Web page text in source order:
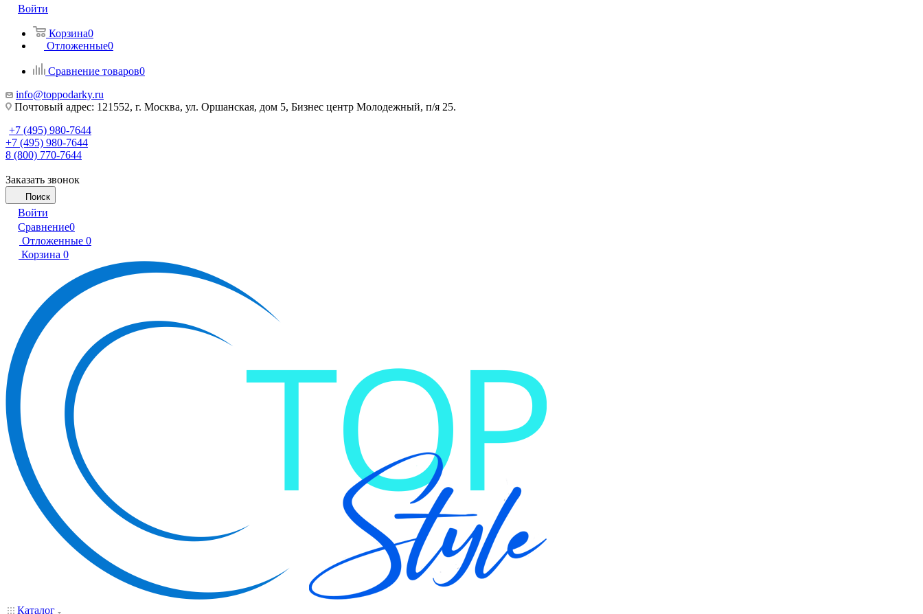
Войти
Корзина0
Отложенные0
Сравнение товаров0
info@toppodarky.ru
Почтовый адрес: 121552, г. Москва, ул. Оршанская, дом 5, Бизнес центр Молодежный, п/я 25.
+7 (495) 980-7644
+7 (495) 980-7644
8 (800) 770-7644
Заказать звонок
Поиск
Войти
Сравнение0
Отложенные 0
Корзина 0
Каталог